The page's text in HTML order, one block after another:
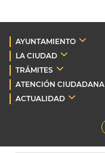
AYUNTAMIENTO
LA CIUDAD
TRÁMITES
ATENCIÓN CIUDADANA
ACTUALIDAD